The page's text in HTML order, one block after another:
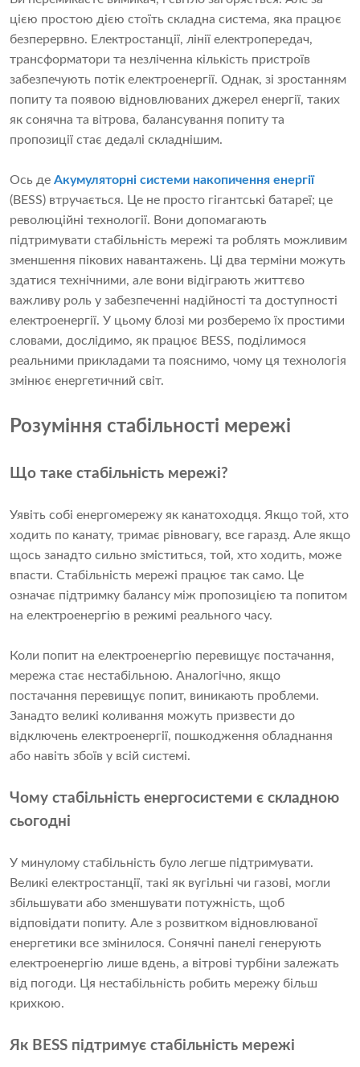
цією простою дією стоїть складна система, яка працює
безперервно. Електростанції, лінії електропередач,
трансформатори та незліченна кількість пристроїв
забезпечують потік електроенергії. Однак, зі зростанням
попиту та появою відновлюваних джерел енергії, таких
як сонячна та вітрова, балансування попиту та
пропозиції стає дедалі складнішим.
Ось де Акумуляторні системи накопичення енергії
(BESS) втручається. Це не просто гігантські батареї; це
революційні технології. Вони допомагають
підтримувати стабільність мережі та роблять можливим
зменшення пікових навантажень. Ці два терміни можуть
здатися технічними, але вони відіграють життєво
важливу роль у забезпеченні надійності та доступності
електроенергії. У цьому блозі ми розберемо їх простими
словами, дослідимо, як працює BESS, поділимося
реальними прикладами та пояснимо, чому ця технологія
змінює енергетичний світ.
Розуміння стабільності мережі
Що таке стабільність мережі?
Уявіть собі енергомережу як канатоходця. Якщо той, хто
ходить по канату, тримає рівновагу, все гаразд. Але якщо
щось занадто сильно зміститься, той, хто ходить, може
впасти. Стабільність мережі працює так само. Це
означає підтримку балансу між пропозицією та попитом
на електроенергію в режимі реального часу.
Коли попит на електроенергію перевищує постачання,
мережа стає нестабільною. Аналогічно, якщо
постачання перевищує попит, виникають проблеми.
Занадто великі коливання можуть призвести до
відключень електроенергії, пошкодження обладнання
або навіть збоїв у всій системі.
Чому стабільність енергосистеми є складною
сьогодні
У минулому стабільність було легше підтримувати.
Великі електростанції, такі як вугільні чи газові, могли
збільшувати або зменшувати потужність, щоб
відповідати попиту. Але з розвитком відновлюваної
енергетики все змінилося. Сонячні панелі генерують
електроенергію лише вдень, а вітрові турбіни залежать
від погоди. Ця нестабільність робить мережу більш
крихкою.
Як BESS підтримує стабільність мережі